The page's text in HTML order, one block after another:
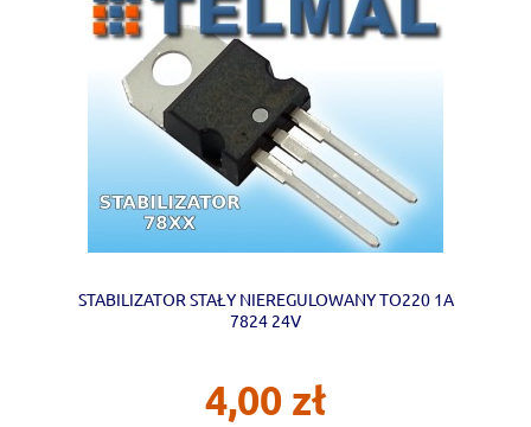
STABILIZATOR STAŁY NIEREGULOWANY TO220 1A
7824 24V
4,00 zł